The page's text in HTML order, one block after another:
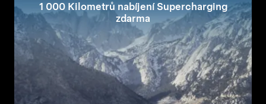
1 000 Kilometrů nabíjení Supercharging
zdarma